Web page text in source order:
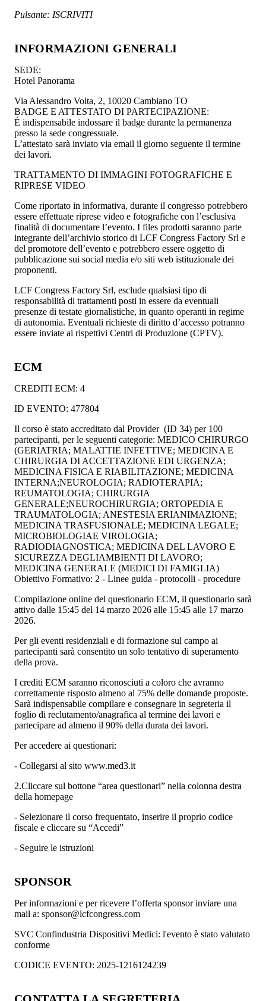
Pulsante: ISCRIVITI
INFORMAZIONI GENERALI
SEDE:
Hotel Panorama
Via Alessandro Volta, 2, 10020 Cambiano TO
BADGE E ATTESTATO DI PARTECIPAZIONE:
É indispensabile indossare il badge durante la permanenza
presso la sede congressuale.
L’attestato sarà inviato via email il giorno seguente il termine
dei lavori.
TRATTAMENTO DI IMMAGINI FOTOGRAFICHE E
RIPRESE VIDEO
Come riportato in informativa, durante il congresso potrebbero
essere effettuate riprese video e fotografiche con l’esclusiva
finalità di documentare l’evento. I files prodotti saranno parte
integrante dell’archivio storico di LCF Congress Factory Srl e
del promotore dell’evento e potrebbero essere oggetto di
pubblicazione sui social media e/o siti web istituzionale dei
proponenti.
LCF Congress Factory Srl, esclude qualsiasi tipo di
responsabilità di trattamenti posti in essere da eventuali
presenze di testate giornalistiche, in quanto operanti in regime
di autonomia. Eventuali richieste di diritto d’accesso potranno
essere inviate ai rispettivi Centri di Produzione (CPTV).
ECM
CREDITI ECM: 4
ID EVENTO: 477804
Il corso è stato accreditato dal Provider (ID 34) per 100
partecipanti, per le seguenti categorie: MEDICO CHIRURGO
(GERIATRIA; MALATTIE INFETTIVE; MEDICINA E
CHIRURGIA DI ACCETTAZIONE EDI URGENZA;
MEDICINA FISICA E RIABILITAZIONE; MEDICINA
INTERNA;NEUROLOGIA; RADIOTERAPIA;
REUMATOLOGIA; CHIRURGIA
GENERALE;NEUROCHIRURGIA; ORTOPEDIA E
TRAUMATOLOGIA; ANESTESIA ERIANIMAZIONE;
MEDICINA TRASFUSIONALE; MEDICINA LEGALE;
MICROBIOLOGIAE VIROLOGIA;
RADIODIAGNOSTICA; MEDICINA DEL LAVORO E
SICUREZZA DEGLIAMBIENTI DI LAVORO;
MEDICINA GENERALE (MEDICI DI FAMIGLIA)
Obiettivo Formativo: 2 - Linee guida - protocolli - procedure
Compilazione online del questionario ECM, il questionario sarà
attivo dalle 15:45 del 14 marzo 2026 alle 15:45 alle 17 marzo
2026.
Per gli eventi residenziali e di formazione sul campo ai
partecipanti sarà consentito un solo tentativo di superamento
della prova.
I crediti ECM saranno riconosciuti a coloro che avranno
correttamente risposto almeno al 75% delle domande proposte.
Sarà indispensabile compilare e consegnare in segreteria il
foglio di reclutamento/anagrafica al termine dei lavori e
partecipare ad almeno il 90% della durata dei lavori.
Per accedere ai questionari:
- Collegarsi al sito www.med3.it
2.Cliccare sul bottone “area questionari” nella colonna destra
della homepage
- Selezionare il corso frequentato, inserire il proprio codice
fiscale e cliccare su “Accedi”
- Seguire le istruzioni
SPONSOR
Per informazioni e per ricevere l’offerta sponsor inviare una
mail a: sponsor@lcfcongress.com
SVC Confindustria Dispositivi Medici: l'evento è stato valutato
conforme
CODICE EVENTO: 2025-1216124239